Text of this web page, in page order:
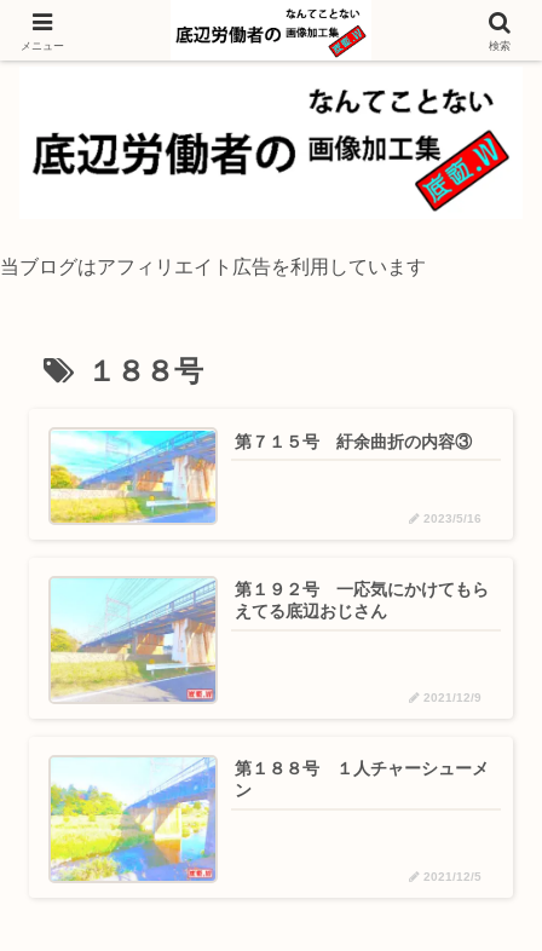
独身底辺おじさんが風景写真をイラスト風に加工するブログ
当ブログはアフィリエイト広告を利用しています
１８８号
第７１５号 紆余曲折の内容③
2023/5/16
第１９２号 一応気にかけてもら
えてる底辺おじさん
2021/12/9
第１８８号 １人チャーシューメ
ン
2021/12/5
メニュー 検索